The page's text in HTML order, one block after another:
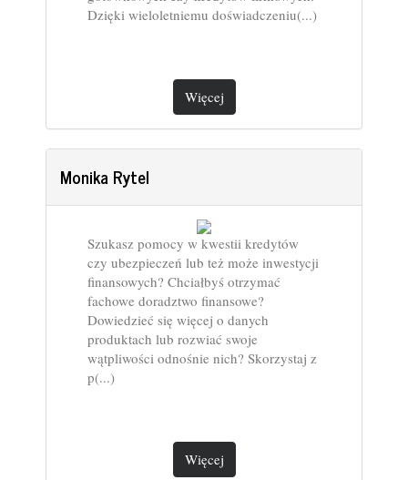
Dzięki wieloletniemu doświadczeniu(...)
Więcej
Monika Rytel
Szukasz pomocy w kwestii kredytów
czy ubezpieczeń lub też może inwestycji
finansowych? Chciałbyś otrzymać
fachowe doradztwo finansowe?
Dowiedzieć się więcej o danych
produktach lub rozwiać swoje
wątpliwości odnośnie nich? Skorzystaj z
p(...)
Więcej